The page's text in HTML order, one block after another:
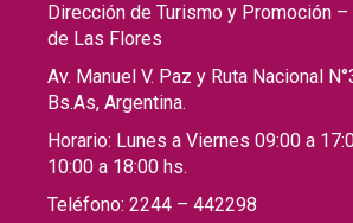
Dirección de Turismo y Promoción
de Las Flores
Av. Manuel V. Paz y Ruta Nacional
Bs.As, Argentina.
Horario: Lunes a Viernes 09:00 a
10:00 a 18:00 hs.
Teléfono: 2244 – 442298